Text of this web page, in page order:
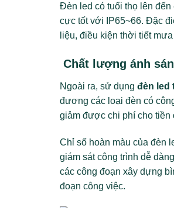
Đèn led có tuổi thọ lên
cực tốt với IP65~66. Đặc
liệu, điều kiện thời tiết
Chất lượng ánh
Ngoài ra, sử dụng đèn led
đương các loại đèn có
giảm được chi phí cho tiền
Chỉ số hoàn màu của đèn
giám sát công trình dễ
các công đoạn xây dựng
đoạn công việc.